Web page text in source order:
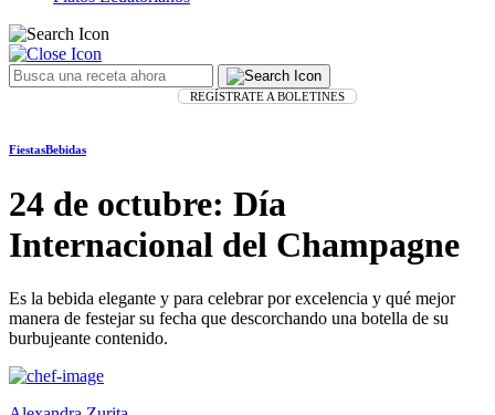
REGÍSTRATE A BOLETINES
FiestasBebidas
24 de octubre: Día
Internacional del Champagne
Es la bebida elegante y para celebrar por excelencia y qué mejor
manera de festejar su fecha que descorchando una botella de su
burbujeante contenido.